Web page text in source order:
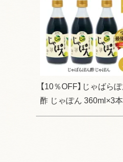
【10％OFF】じゃばら
酢 じゃぽん 360ml×3本